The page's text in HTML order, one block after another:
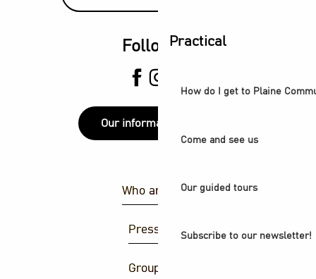
Practical
How do I get to Plaine
Come and see us
Our guided tours
Subscribe to our newsletter!
Follow us
Our information points
Who are we ?
Press area
Group area